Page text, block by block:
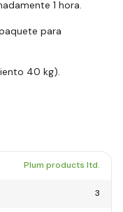
1 hora.
para
40 kg).
Plum products ltd.
3